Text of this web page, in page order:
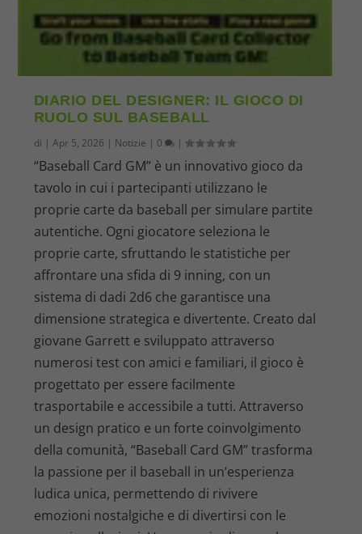
DIARIO DEL DESIGNER: IL GIOCO DI
RUOLO SUL BASEBALL
di | Apr 5, 2026 | Notizie | 0 |
“Baseball Card GM” è un innovativo gioco da
tavolo in cui i partecipanti utilizzano le
proprie carte da baseball per simulare partite
autentiche. Ogni giocatore seleziona le
proprie carte, sfruttando le statistiche per
affrontare una sfida di 9 inning, con un
sistema di dadi 2d6 che garantisce una
dimensione strategica e divertente. Creato dal
giovane Garrett e sviluppato attraverso
numerosi test con amici e familiari, il gioco è
progettato per essere facilmente
trasportabile e accessibile a tutti. Attraverso
un design pratico e un forte coinvolgimento
della comunità, “Baseball Card GM” trasforma
la passione per il baseball in un’esperienza
ludica unica, permettendo di rivivere
emozioni nostalgiche e di divertirsi con le